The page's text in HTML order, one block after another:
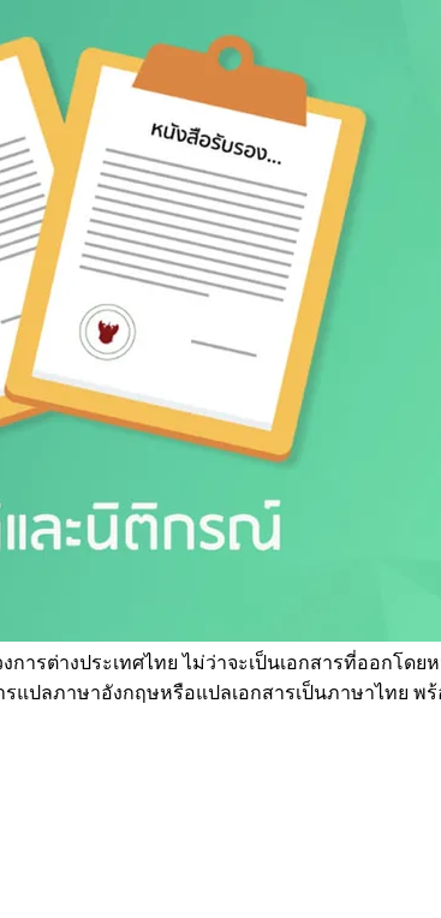
ารต่างประเทศไทย ไม่ว่าจะเป็นเอกสารที่ออกโด
แปลภาษาอังกฤษหรือแปลเอกสารเป็นภาษาไทย